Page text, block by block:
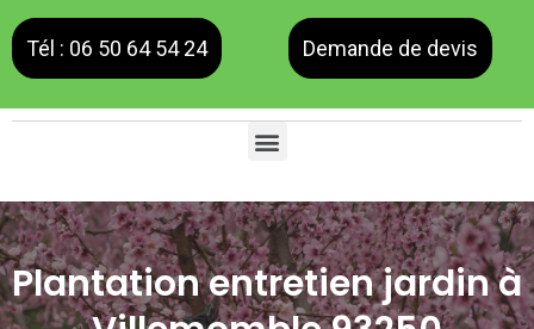
Tél : 06 50 64 54 24 Demande de devis
Plantation entretien jardin à